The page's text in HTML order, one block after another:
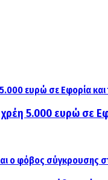
5.000 ευρώ σε